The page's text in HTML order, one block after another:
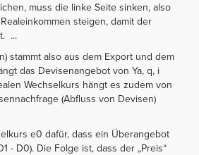
muss die linke Seite sinken, also
steigen, damit der
...
stammt also aus dem Export und dem
das Devisenangebot von Ya, q, i
Wechselkurs hängt es zudem von
(Abfluss von Devisen)
e0 dafür, dass ein Überangebot
- D0). Die Folge ist, dass der „Preis“